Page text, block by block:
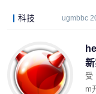
科技 ugmbbc
受
m